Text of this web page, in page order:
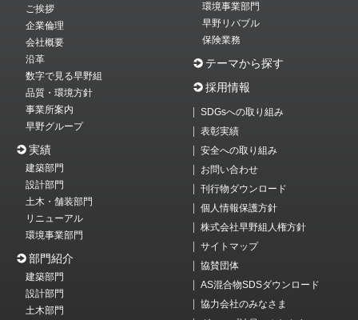
ご挨拶
企業倫理
会社概要
沿革
数字で見る早野組
品質・環境方針
事業所案内
早野グループ
実績
建築部門
設計部門
土木・舗装部門
リニューアル
環境事業部門
部門紹介
建築部門
設計部門
土木部門
環境事業部門
早野リバブル
保険業務
テーマから探す
採用情報
SDGsへの取り組み
表彰実績
安全への取り組み
お問い合わせ
刊行物ダウンロード
個人情報保護方針
株式会社早野組人権方針
サイトマップ
協賛団体
AS混合物SDSダウンロード
協力会社のみなさま